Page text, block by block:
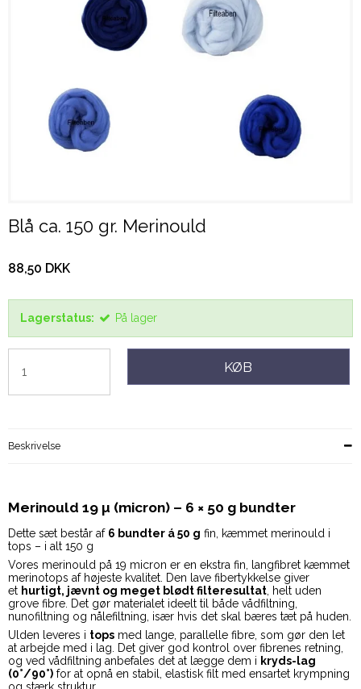
Blå ca. 150 gr. Merinould
88,50 DKK
Lagerstatus: På lager
KØB
Beskrivelse
Merinould 19 µ (micron) – 6 × 50 g bundter
Dette sæt består af 6 bundter á 50 g fin, kæmmet merinould i
tops – i alt 150 g
Vores merinould på 19 micron er en ekstra fin, langfibret kæmmet
merinotops af højeste kvalitet. Den lave fibertykkelse giver
et hurtigt, jævnt og meget blødt filteresultat , helt uden
grove fibre. Det gør materialet ideelt til både vådfiltning,
nunofiltning og nålefiltning, især hvis det skal bæres tæt på huden.
Ulden leveres i tops med lange, parallelle fibre, som gør den let
at arbejde med i lag. Det giver god kontrol over fibrenes retning,
og ved vådfiltning anbefales det at lægge dem i kryds-lag
(0°/90°) for at opnå en stabil, elastisk filt med ensartet krympning
og stærk struktur.